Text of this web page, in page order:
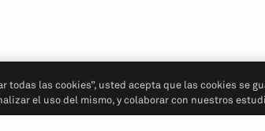
todas las cookies”, usted acepta que las cookies se
el uso del mismo, y colaborar con nuestros